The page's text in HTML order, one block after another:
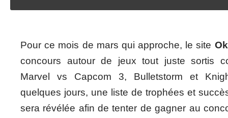
Pour ce mois de mars qui approche, le site
concours autour de jeux tout juste sortis
Marvel vs Capcom 3, Bulletstorm et
quelques jours, une liste de trophées et
sera révélée afin de tenter de gagner au